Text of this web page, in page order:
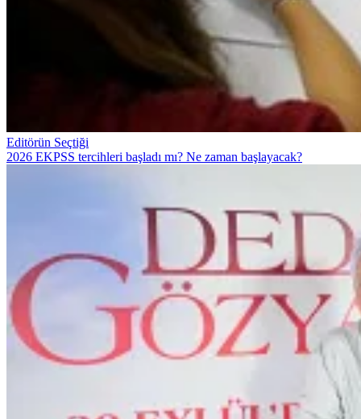
Editörün Seçtiği
2026 EKPSS tercihleri başladı mı? Ne zaman başlayacak?